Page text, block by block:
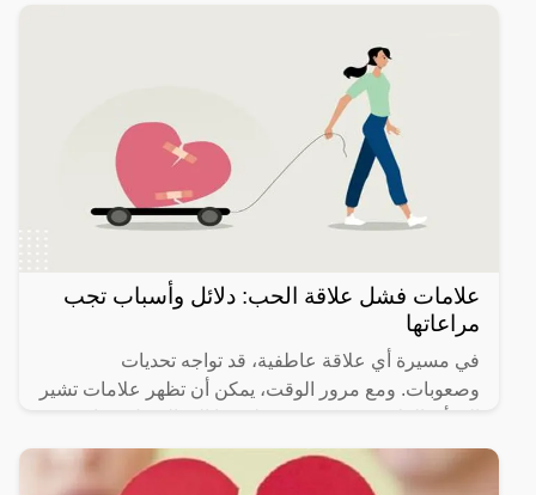
علامات فشل علاقة الحب: دلائل وأسباب تجب
مراعاتها
في مسيرة أي علاقة عاطفية، قد تواجه تحديات
وصعوبات. ومع مرور الوقت، يمكن أن تظهر علامات تشير
المقال سيسلط الضوء